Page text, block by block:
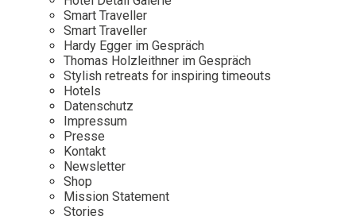
Smart Traveller
Smart Traveller
Hardy Egger im Gespräch
Thomas Holzleithner im Gespräch
Stylish retreats for inspiring timeouts
Hotels
Datenschutz
Impressum
Presse
Kontakt
Newsletter
Shop
Mission Statement
Stories